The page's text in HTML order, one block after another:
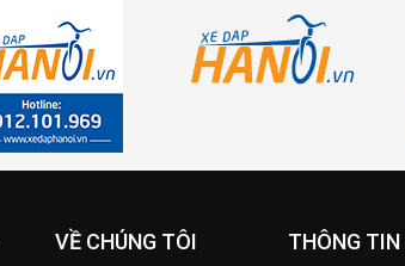
VỀ CHÚNG TÔI THÔNG TIN